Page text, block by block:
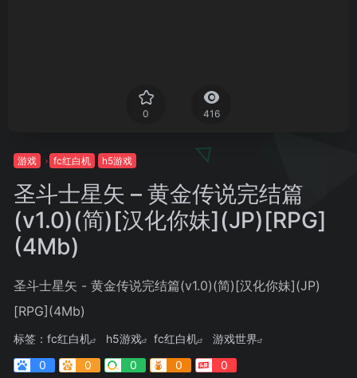
0 416
游戏 fc红白机 h5游戏
圣斗士星矢 – 黄金传说完结篇
(v1.0)(简)[汉化你妹](JP)[RPG]
(4Mb)
圣斗士星矢 - 黄金传说完结篇(v1.0)(简)[汉化你妹](JP)
[RPG](4Mb)
标签： fc红白机 h5游戏 fc红白机
游戏世界
0
0 0 0 0